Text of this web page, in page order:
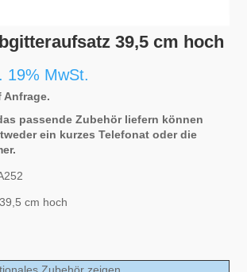
39,5 cm hoch
19% MwSt.
Anfrage.
passende Zubehör liefern können
ein kurzes Telefonat oder die
cm hoch